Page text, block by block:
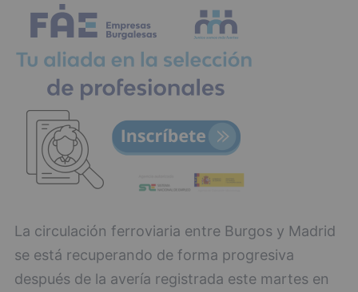
La circulación ferroviaria entre Burgos y Madrid
se está recuperando de forma progresiva
después de la avería registrada este martes en